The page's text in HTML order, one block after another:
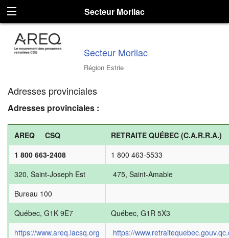
Secteur Morilac
Secteur Morilac
Région Estrie
Adresses provinciales
Adresses provinciales :
AREQ CSQ
RETRAITE QUÉBEC (C.A.R.R.A.)
1 800 663-2408
1 800 463-5533
320, Saint-Joseph Est
475, Saint-Amable
Bureau 100
Québec, G1K 9E7
Québec, G1R 5X3
https://www.areq.lacsq.org
https://